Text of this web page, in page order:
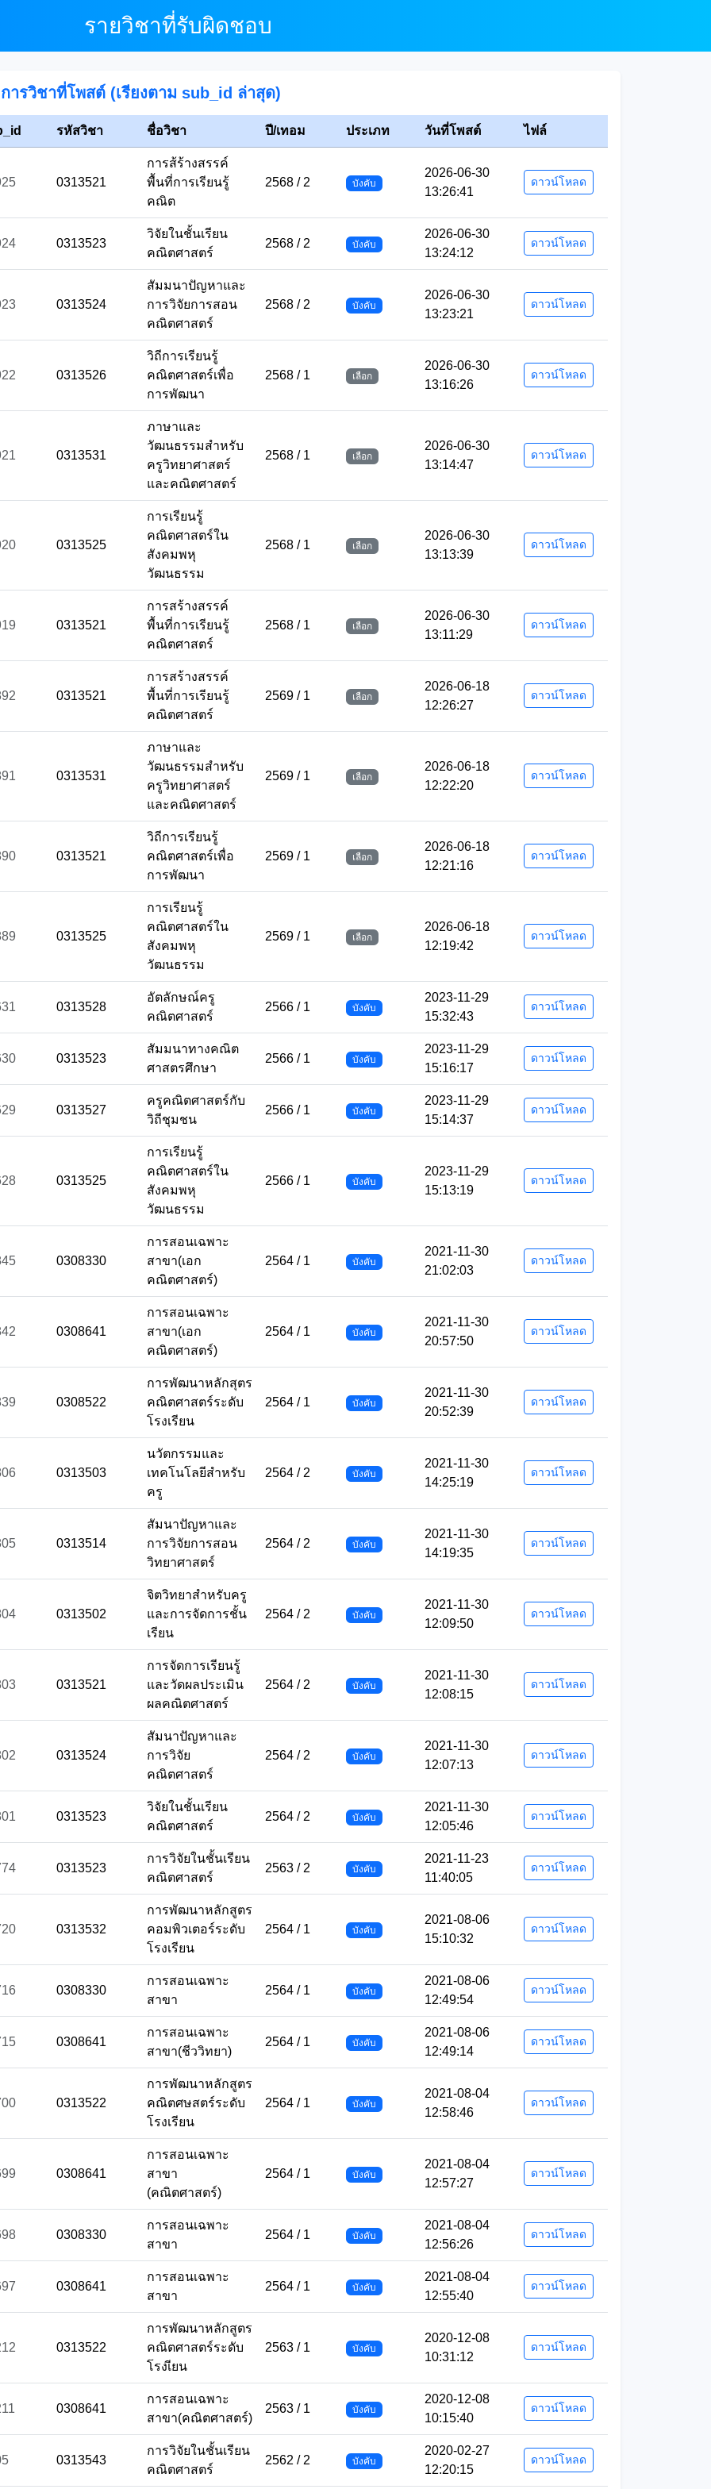
รายวิชาที่รับผิดชอบ
ารวิชาที่โพสต์ (เรียงตาม sub_id ล่าสุด)
รหัสวิชา ชื่อวิชา ปี/เทอม ประเภท วันที่โพสต์ ไฟล์
0313521
การส้ร้างสรรค์
พื้นที่การเรียนรู้
คณิต
2568 / 2 บังคับ
2026-06-30
13:26:41
ดาวน์โหลด
0313523
วิจัยในชั้นเรียน
คณิตศาสตร์
2568 / 2 บังคับ
2026-06-30
13:24:12
ดาวน์โหลด
0313524
สัมมนาปัญหาและ
การวิจัยการสอน
คณิตศาสตร์
2568 / 2 บังคับ
2026-06-30
13:23:21
ดาวน์โหลด
0313526
วิถีการเรียนรู้
คณิตศาสตร์เพื่อ
การพัฒนา
2568 / 1 เลือก
2026-06-30
13:16:26
ดาวน์โหลด
0313531
ภาษาและ
วัฒนธรรมสำหรับ
ครูวิทยาศาสตร์
และคณิตศาสตร์
2568 / 1 เลือก
2026-06-30
13:14:47
ดาวน์โหลด
0313525
การเรียนรู้
คณิตศาสตร์ใน
สังคมพหุ
วัฒนธรรม
2568 / 1 เลือก
2026-06-30
13:13:39
ดาวน์โหลด
0313521
การสร้างสรรค์
พื้นที่การเรียนรู้
คณิตศาสตร์
2568 / 1 เลือก
2026-06-30
13:11:29
ดาวน์โหลด
0313521
การสร้างสรรค์
พื้นที่การเรียนรู้
คณิตศาสตร์
2569 / 1 เลือก
2026-06-18
12:26:27
ดาวน์โหลด
0313531
ภาษาและ
วัฒนธรรมสำหรับ
ครูวิทยาศาสตร์
และคณิตศาสตร์
2569 / 1 เลือก
2026-06-18
12:22:20
ดาวน์โหลด
0313521
วิถีการเรียนรู้
คณิตศาสตร์เพื่อ
การพัฒนา
2569 / 1 เลือก
2026-06-18
12:21:16
ดาวน์โหลด
0313525
การเรียนรู้
คณิตศาสตร์ใน
สังคมพหุ
วัฒนธรรม
2569 / 1 เลือก
2026-06-18
12:19:42
ดาวน์โหลด
0313528
อัตลักษณ์ครู
คณิตศาสตร์
2566 / 1 บังคับ
2023-11-29
15:32:43
ดาวน์โหลด
0313523
สัมมนาทางคณิต
ศาสตรศึกษา
2566 / 1 บังคับ
2023-11-29
15:16:17
ดาวน์โหลด
0313527
ครูคณิตศาสตร์กับ
วิถีชุมชน
2566 / 1 บังคับ
2023-11-29
15:14:37
ดาวน์โหลด
0313525
การเรียนรู้
คณิตศาสตร์ใน
สังคมพหุ
วัฒนธรรม
2566 / 1 บังคับ
2023-11-29
15:13:19
ดาวน์โหลด
0308330
การสอนเฉพาะ
สาขา(เอก
คณิตศาสตร์)
2564 / 1 บังคับ
2021-11-30
21:02:03
ดาวน์โหลด
0308641
การสอนเฉพาะ
สาขา(เอก
คณิตศาสตร์)
2564 / 1 บังคับ
2021-11-30
20:57:50
ดาวน์โหลด
0308522
การพัฒนาหลักสุตร
คณิตศาสตร์ระดับ
โรงเรียน
2564 / 1 บังคับ
2021-11-30
20:52:39
ดาวน์โหลด
0313503
นวัตกรรมและ
เทคโนโลยีสำหรับ
ครู
2564 / 2 บังคับ
2021-11-30
14:25:19
ดาวน์โหลด
0313514
สัมนาปัญหาและ
การวิจัยการสอน
วิทยาศาสตร์
2564 / 2 บังคับ
2021-11-30
14:19:35
ดาวน์โหลด
0313502
จิตวิทยาสำหรับครู
และการจัดการชั้น
เรียน
2564 / 2 บังคับ
2021-11-30
12:09:50
ดาวน์โหลด
0313521
การจัดการเรียนรู้
และวัดผลประเมิน
ผลคณิตศาสตร์
2564 / 2 บังคับ
2021-11-30
12:08:15
ดาวน์โหลด
0313524
สัมนาปัญหาและ
การวิจัย
คณิตศาสตร์
2564 / 2 บังคับ
2021-11-30
12:07:13
ดาวน์โหลด
0313523
วิจัยในชั้นเรียน
คณิตศาสตร์
2564 / 2 บังคับ
2021-11-30
12:05:46
ดาวน์โหลด
0313523
การวิจัยในชั้นเรียน
คณิตศาสตร์
2563 / 2 บังคับ
2021-11-23
11:40:05
ดาวน์โหลด
0313532
การพัฒนาหลักสูตร
คอมพิวเตอร์ระดับ
โรงเรียน
2564 / 1 บังคับ
2021-08-06
15:10:32
ดาวน์โหลด
0308330
การสอนเฉพาะ
สาขา
2564 / 1 บังคับ
2021-08-06
12:49:54
ดาวน์โหลด
0308641
การสอนเฉพาะ
สาขา(ชีววิทยา)
2564 / 1 บังคับ
2021-08-06
12:49:14
ดาวน์โหลด
0313522
การพัฒนาหลักสูตร
คณิตศษสตร์ระดับ
โรงเรียน
2564 / 1 บังคับ
2021-08-04
12:58:46
ดาวน์โหลด
0308641
การสอนเฉพาะ
สาขา
(คณิตศาสตร์)
2564 / 1 บังคับ
2021-08-04
12:57:27
ดาวน์โหลด
0308330
การสอนเฉพาะ
สาขา
2564 / 1 บังคับ
2021-08-04
12:56:26
ดาวน์โหลด
0308641
การสอนเฉพาะ
สาขา
2564 / 1 บังคับ
2021-08-04
12:55:40
ดาวน์โหลด
0313522
การพัฒนาหลักสูตร
คณิตศาสตร์ระดับ
โรงเียน
2563 / 1 บังคับ
2020-12-08
10:31:12
ดาวน์โหลด
0308641
การสอนเฉพาะ
สาขา(คณิตศาสตร์)
2563 / 1 บังคับ
2020-12-08
10:15:40
ดาวน์โหลด
0313543
การวิจัยในชั้นเรียน
คณิตศาสตร์
2562 / 2 บังคับ
2020-02-27
12:20:15
ดาวน์โหลด